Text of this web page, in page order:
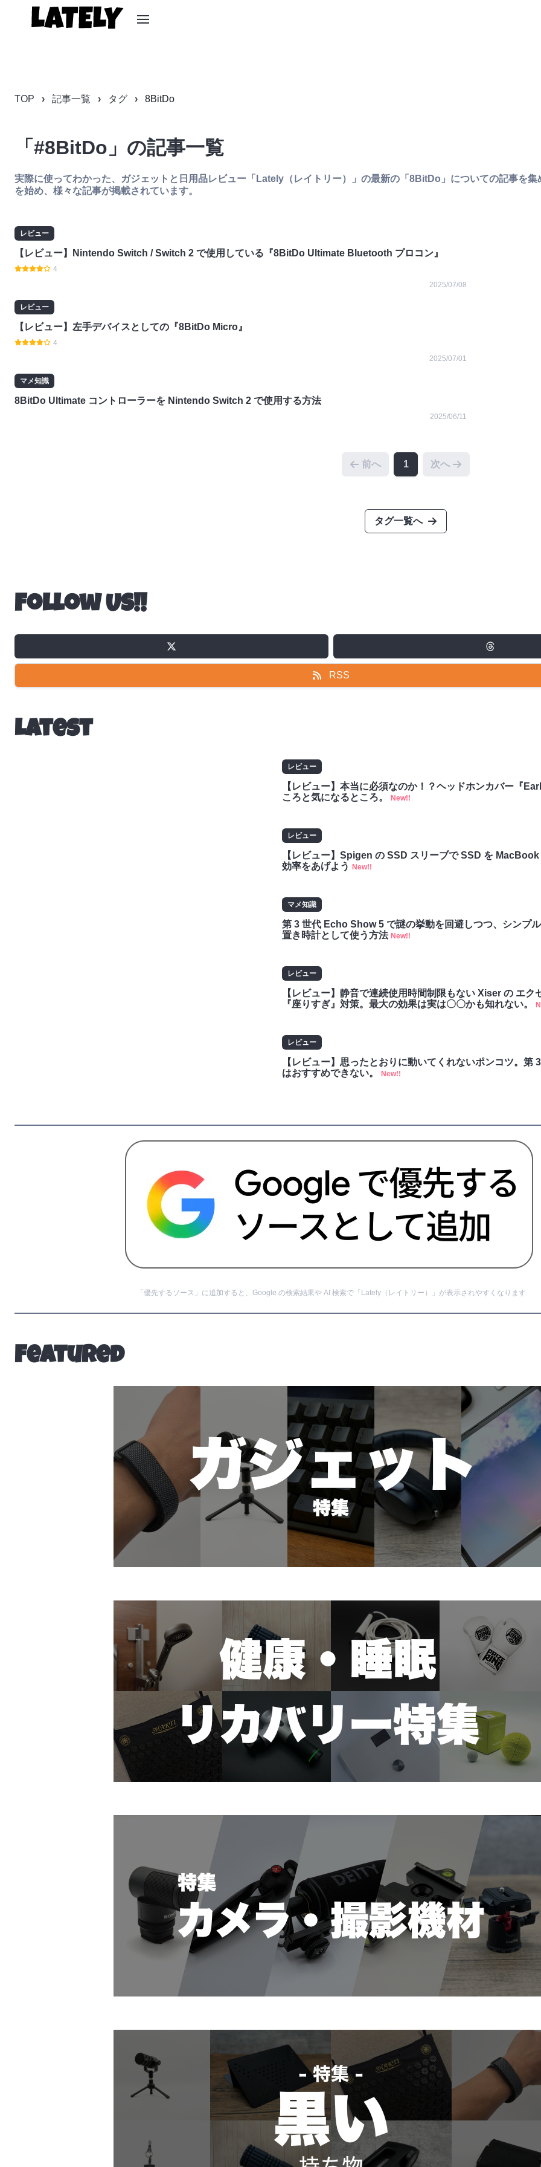
TOP 記事一覧 タグ 8BitDo
「#8BitDo」の記事一覧
実際に使ってわかった、ガジェットと日用品レビュー「Lately（レイトリー）」の最新の「8BitDo」についての記事を
を始め、様々な記事が掲載されています。
レビュー
【レビュー】Nintendo Switch / Switch 2 で使用している『8BitDo Ultimate Bluetooth プロコン』
4
2025/07/08
レビュー
【レビュー】左手デバイスとしての『8BitDo Micro』
4
2025/07/01
マメ知識
8BitDo Ultimate コントローラーを Nintendo Switch 2 で使用する方法
2025/06/11
前へ 1 次へ
タグ一覧へ
Follow Us!!
RSS
Latest
レビュー
【レビュー】本当に必須なのか！？ヘッドホンカバー『
ころと気になるところ。
New!!
レビュー
【レビュー】Spigen の SSD スリーブで SSD を
効率をあげよう
New!!
マメ知識
第 3 世代 Echo Show 5 で謎の挙動を回避しつつ、シンプ
置き時計として使う方法 New!!
レビュー
【レビュー】静音で連続使用時間制限もない Xiser の エク
『座りすぎ』対策。最大の効果は実は〇〇かも知れない。
レビュー
【レビュー】思ったとおりに動いてくれないポンコツ。第
はおすすめできない。
New!!
「優先するソース」に追加すると、Google の検索結果や AI 検索で「Lately（レイトリー）」が表示されやすくなります
Featured